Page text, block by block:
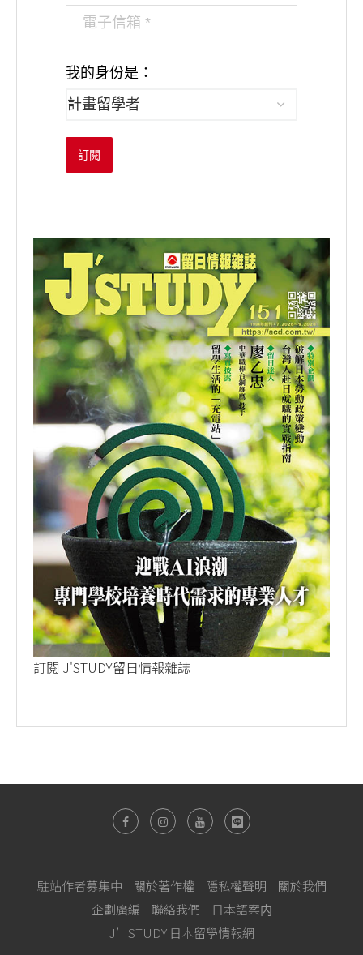
我的身份是：
訂閱
訂閱 J'STUDY留日情報雜誌
駐站作者募集中 關於著作權 隱私權聲明
關於我們
企劃廣編
聯絡我們
日本語案内
J’STUDY 日本留學情報網